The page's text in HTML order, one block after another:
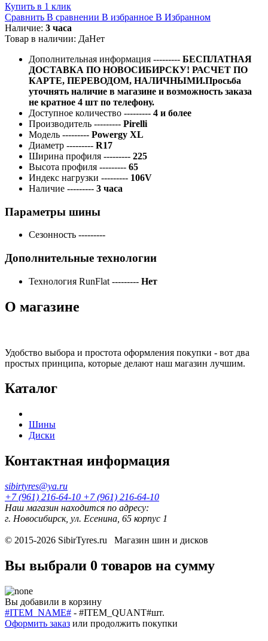
Купить в 1 клик
Сравнить В сравнении В избранное В Избранном
Наличие: 3 часа
Товар в наличии: ДаНет
Дополнительная информация --------- БЕСПЛАТНАЯ
ДОСТАВКА ПО НОВОСИБИРСКУ! РАСЧЕТ ПО
КАРТЕ, ПЕРЕВОДОМ, НАЛИЧНЫМИ.Просьба
уточнять наличие в магазине и возможность заказа
не кратное 4 шт по телефону.
Доступное количество --------- 4 и более
Производитель --------- Pirelli
Модель --------- Powergy XL
Диаметр --------- R17
Ширина профиля --------- 225
Высота профиля --------- 65
Индекс нагрузки --------- 106V
Наличие --------- 3 часа
Параметры шины
Сезонность ---------
Дополнительные технологии
Технология RunFlat --------- Нет
О магазине
Удобство выбора и простота оформления покупки - вот два
простых принципа, которые делают наш магазин лучшим.
Каталог
Шины
Диски
Контактная информация
sibirtyres@ya.ru
+7 (961) 216-64-10 +7 (961) 216-64-10
Наш магазин находится по адресу:
г. Новосибирск, ул. Есенина, 65 корпус 1
© 2015-2026 SibirTyres.ru Магазин шин и дисков
Вы выбрали 0 товаров на сумму
Вы добавили в корзину
#ITEM_NAME# - #ITEM_QUANT#шт.
Оформить заказ или продолжить покупки